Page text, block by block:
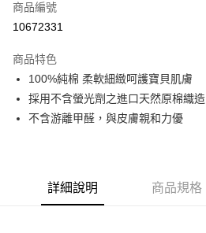
超商取貨付款
ATM付款
運送方式
7-11取貨付款
商品編號
10672331
商品特色
100%純棉 柔軟細緻呵護寶貝肌膚
採用不含螢光劑之進口天然原棉織造
不含游離甲醛，與皮膚親和力優
詳細說明 商品規格